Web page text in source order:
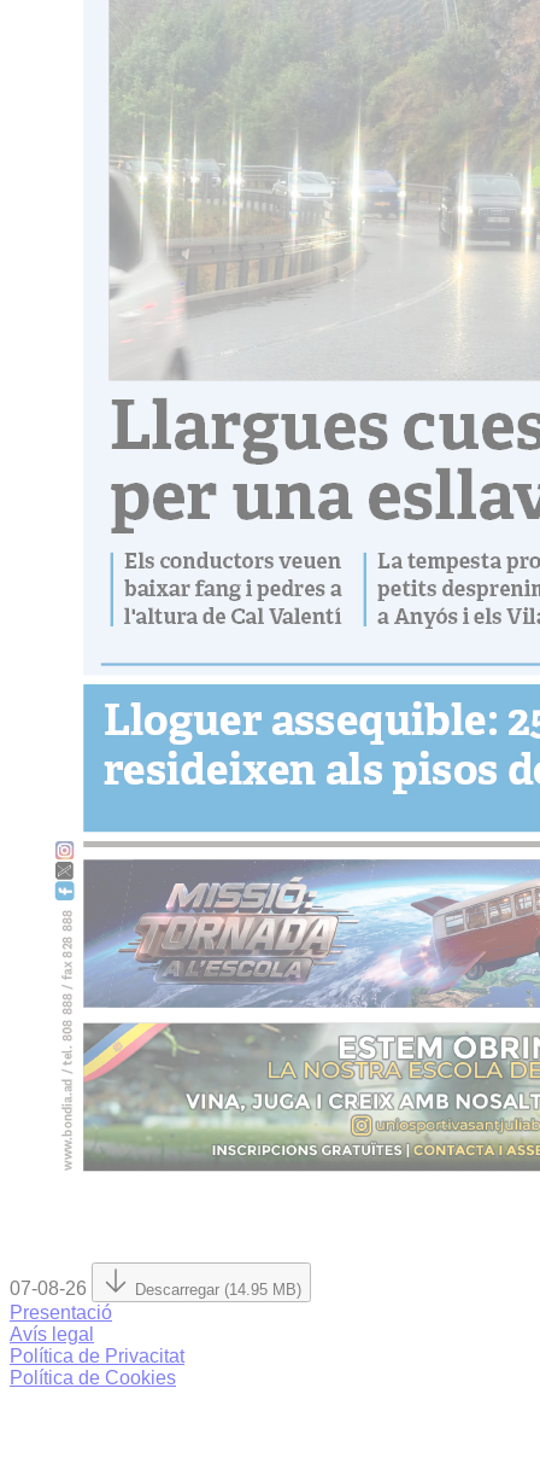
07-08-26 Descarregar (14.95 MB)
Presentació
Avís legal
Política de Privacitat
Política de Cookies